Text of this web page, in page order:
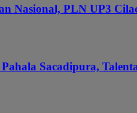
Nasional, PLN UP3
Sacadipura,